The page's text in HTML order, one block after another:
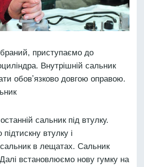
приступаємо до
Внутрішній сальник
обовʼязково довгою оправою.
сальник під втулку.
втулку і
в лещатах. Сальник
встановлюємо нову гумку на